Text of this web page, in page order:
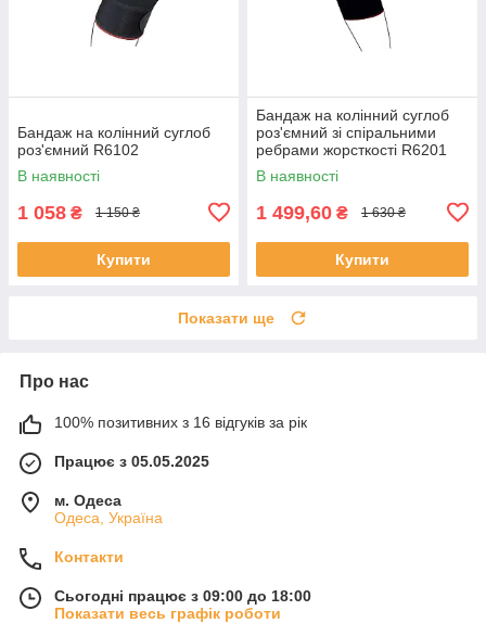
Бандаж на колінний суглоб
роз'ємний R6102
В наявності
1 058 ₴ 1 150 ₴
Купити
Бандаж на колінний суглоб
роз'ємний зі спіральними
ребрами жорсткості R6201
В наявності
1 499,60 ₴ 1 630 ₴
Купити
Показати ще
Про нас
100% позитивних з 16 відгуків за рік
Працює з 05.05.2025
м. Одеса
Одеса, Україна
Контакти
Сьогодні працює з 09:00 до 18:00
Показати весь графік роботи